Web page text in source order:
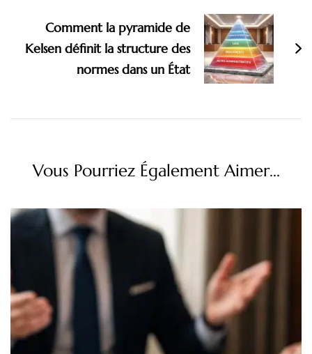
Comment la pyramide de
Kelsen définit la structure des
normes dans un État
Vous Pourriez Également Aimer...